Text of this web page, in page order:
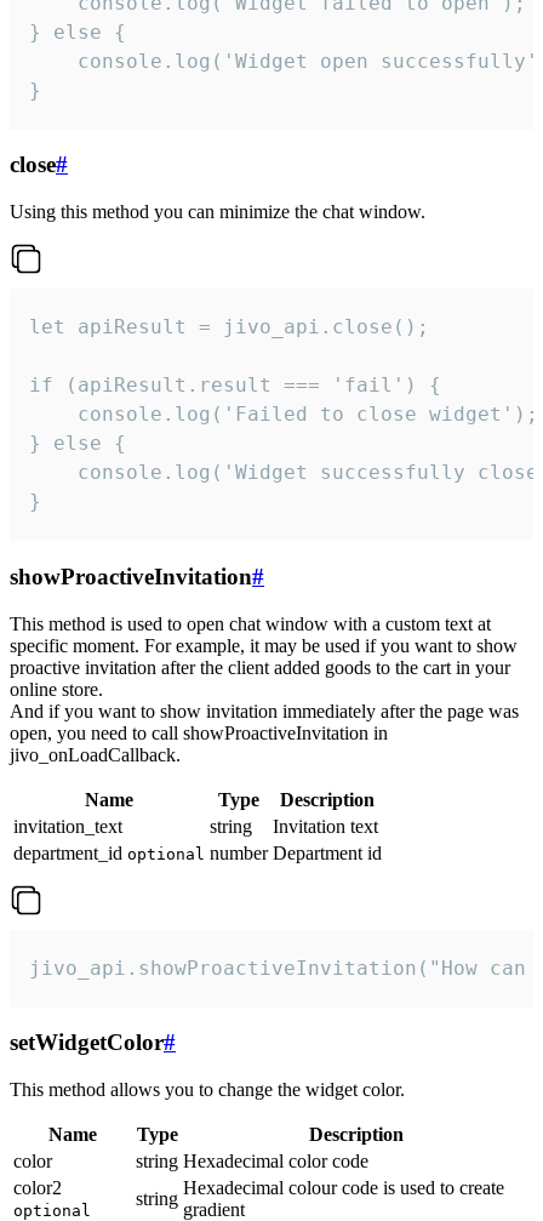
} else {
console.log('Widget open
}
close#
Using this method you can minimize the chat window.
let apiResult = jivo_api.close();
if (apiResult.result === 'fail') {
    console.log('Failed to close widget');
} else {
console.log('Widget successfully
}
showProactiveInvitation#
This method is used to open chat window with a custom text at
specific moment. For example, it may be used if you want to show
proactive invitation after the client added goods to the cart in your
online store.
And if you want to show invitation immediately after the page was
open, you need to call showProactiveInvitation in
jivo_onLoadCallback.
Name Type
Description
invitation_text
string
Invitation text
department_id optional number Department id
jivo_api.showProactiveInvitation("How
setWidgetColor#
This method allows you to change the widget color.
Name Type
Description
color
string Hexadecimal color code
color2
optional
string
Hexadecimal colour code is used to create
gradient